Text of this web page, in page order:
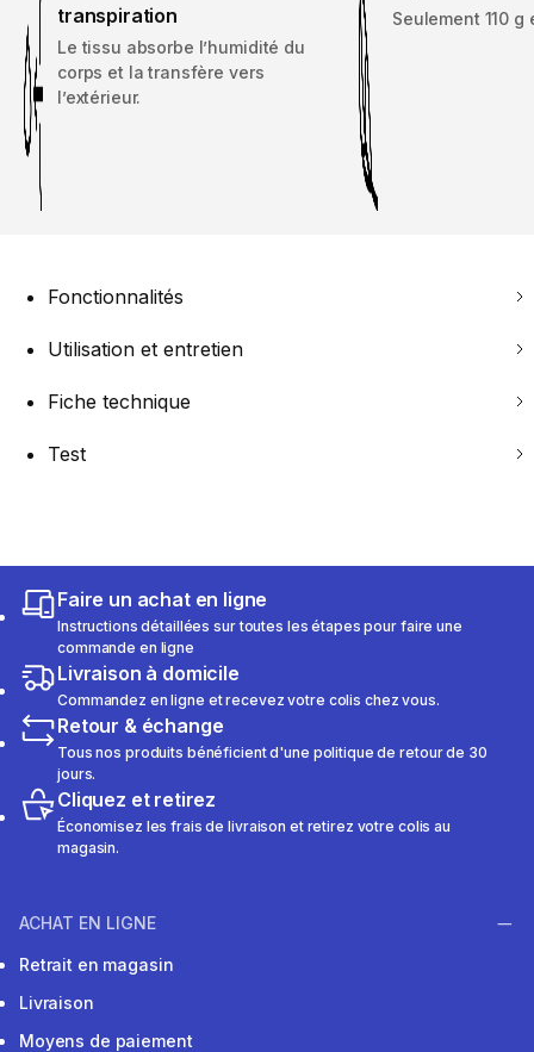
transpiration
Le tissu absorbe l’humidité du
corps et la transfère vers
l’extérieur.
Seulement 110 g
Fonctionnalités
Utilisation et entretien
Fiche technique
Test
Faire un achat en ligne
Instructions détaillées sur toutes les étapes pour faire une
commande en ligne
Livraison à domicile
Commandez en ligne et recevez votre colis chez vous.
Retour & échange
Tous nos produits bénéficient d'une politique de retour de 30
jours.
Cliquez et retirez
Économisez les frais de livraison et retirez votre colis au
magasin.
ACHAT EN LIGNE
Retrait en magasin
Livraison
Moyens de paiement